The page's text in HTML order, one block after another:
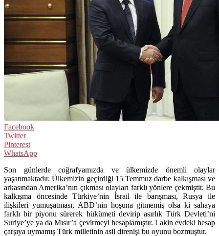
Facebook
Twitter
Pinterest
WhatsApp
Son günlerde coğrafyamızda ve ülkemizde önemli olaylar
yaşanmaktadır. Ülkemizin geçirdiği 15 Temmuz darbe kalkışması ve
arkasından Amerika’nın çıkması olayları farklı yönlere çekmiştir. Bu
kalkışma öncesinde Türkiye’nin İsrail ile barışması, Rusya ile
ilişkileri yumuşatması, ABD’nin hoşuna gitmemiş olsa ki sahaya
farklı bir piyonu sürerek hükümeti devirip asırlık Türk Devleti’ni
Suriye’ye ya da Mısır’a çevirmeyi hesaplamıştır. Lakin evdeki hesap
çarşıya uymamış Türk milletinin asil direnişi bu oyunu bozmuştur.